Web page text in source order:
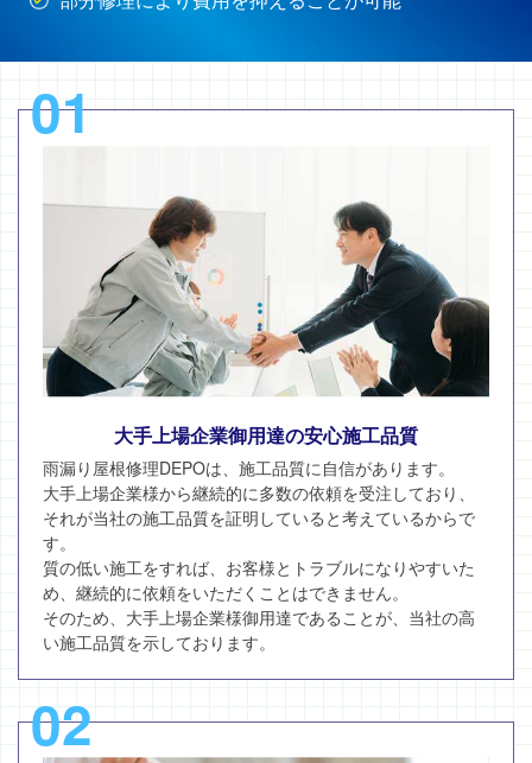
01
大手上場企業御用達の安心施工品質
雨漏り屋根修理DEPOは、施工品質に自信があります。
大手上場企業様から継続的に多数の依頼を受注しており、
それが当社の施工品質を証明していると考えているからで
す。
質の低い施工をすれば、お客様とトラブルになりやすいた
め、継続的に依頼をいただくことはできません。
そのため、大手上場企業様御用達であることが、当社の高
い施工品質を示しております。
02